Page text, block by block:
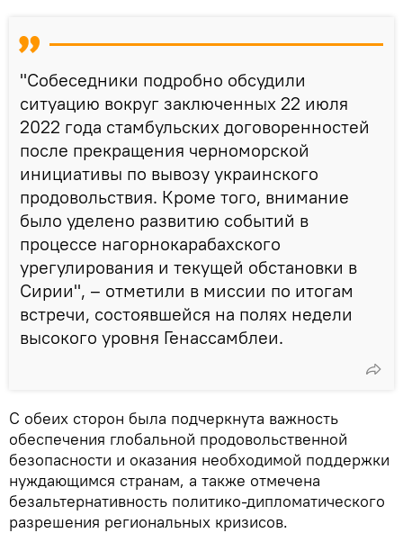
"Собеседники подробно обсудили
ситуацию вокруг заключенных 22 июля
2022 года стамбульских договоренностей
после прекращения черноморской
инициативы по вывозу украинского
продовольствия. Кроме того, внимание
было уделено развитию событий в
процессе нагорнокарабахского
урегулирования и текущей обстановки в
Сирии", – отметили в миссии по итогам
встречи, состоявшейся на полях недели
высокого уровня Генассамблеи.
С обеих сторон была подчеркнута важность
обеспечения глобальной продовольственной
безопасности и оказания необходимой поддержки
нуждающимся странам, а также отмечена
безальтернативность политико-дипломатического
разрешения региональных кризисов.